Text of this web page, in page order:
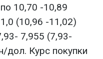
по 10,70 -10,89
(10,96 -11,02)
7,955 (7,93-
дол. Курс покупки